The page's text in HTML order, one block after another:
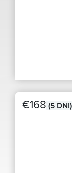
€168 (5 DNI)